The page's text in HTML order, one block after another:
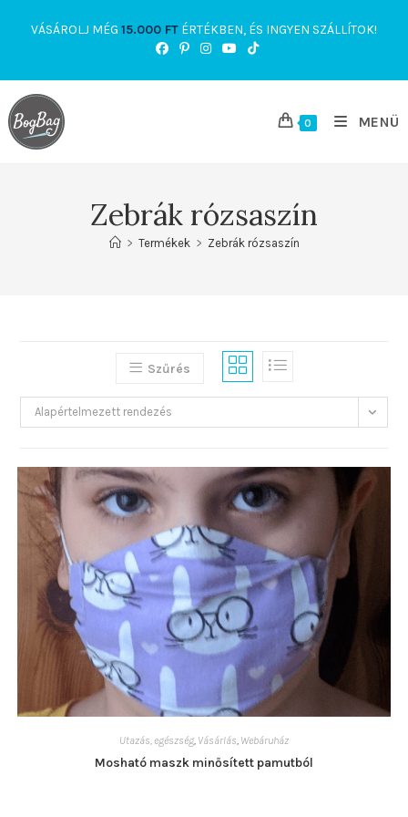
VÁSÁROLJ MÉG 15.000 FT ÉRTÉKBEN, ÉS INGYEN SZÁLLÍTOK!
0 MENÜ
Zebrák rózsaszín
> Termékek > Zebrák rózsaszín
Szűrés
Alapértelmezett rendezés
Utazás, egészség Vásárlás Webáruház
Mosható maszk minősített pamutból